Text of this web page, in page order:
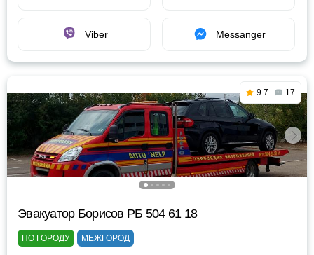
Viber Messanger
9.7 17
Эвакуатор Борисов РБ 504 61 18
ПО ГОРОДУ МЕЖГОРОД